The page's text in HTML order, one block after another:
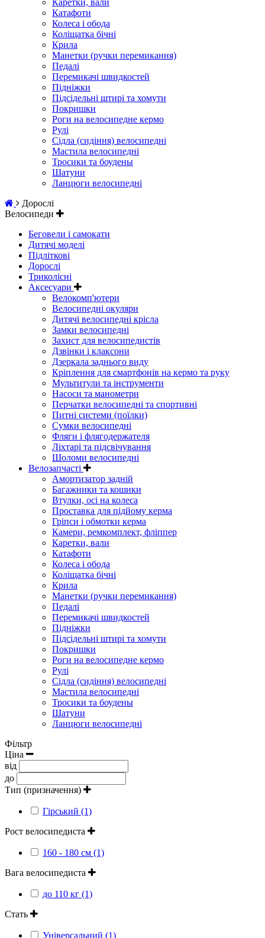
Каретки, вали
Катафоти
Колеса і обода
Коліщатка бічні
Крила
Манетки (ручки перемикання)
Педалі
Перемикачі швидкостей
Підніжки
Підсідельні штирі та хомути
Покришки
Роги на велосипедне кермо
Рулі
Сідла (сидіння) велосипедні
Мастила велосипедні
Тросики та боудены
Шатуни
Ланцюги велосипедні
Дорослі
Велосипеди
Беговели і самокати
Дитячі моделі
Підліткові
Дорослі
Триколісні
Аксесуари
Велокомп'ютери
Велосипедні окуляри
Дитячі велосипедні крісла
Замки велосипедні
Захист для велосипедистів
Дзвінки і клаксони
Дзеркала заднього виду
Кріплення для смартфонів на кермо та руку
Мультитули та інструменти
Насоси та манометри
Перчатки велосипедні та спортивні
Питні системи (поїлки)
Сумки велосипедні
Фляги і флягодержателя
Ліхтарі та підсвічування
Шоломи велосипедні
Велозапчасті
Амортизатор задній
Багажники та кошики
Втулки, осі на колеса
Проставка для підйому керма
Гріпси і обмотки керма
Камери, ремкомплект, фліппер
Каретки, вали
Катафоти
Колеса і обода
Коліщатка бічні
Крила
Манетки (ручки перемикання)
Педалі
Перемикачі швидкостей
Підніжки
Підсідельні штирі та хомути
Покришки
Роги на велосипедне кермо
Рулі
Сідла (сидіння) велосипедні
Мастила велосипедні
Тросики та боудены
Шатуни
Ланцюги велосипедні
Фільтр
Ціна
від
до
Тип (призначення)
Гірський (1)
Рост велосипедиста
160 - 180 см (1)
Вага велосипедиста
до 110 кг (1)
Стать
Універсальний (1)